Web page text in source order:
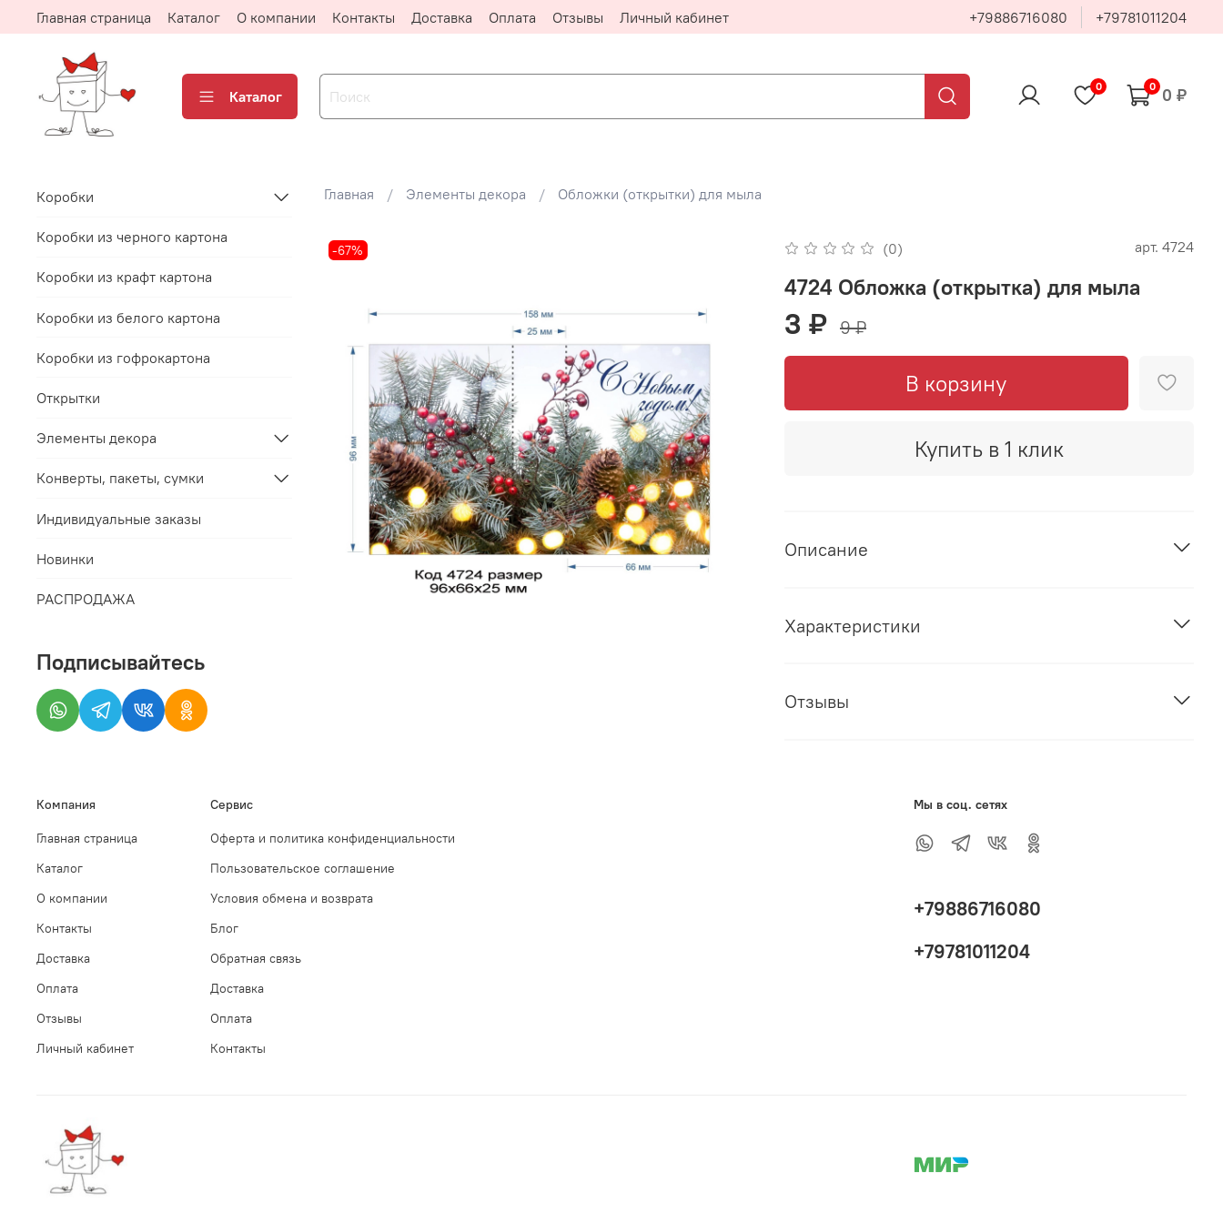
Главная страница Каталог О компании Контакты Доставка Оплата Отзывы Личный кабинет +79886716080 +79781011204
Каталог
0 0 0 ₽
Главная Элементы декора Обложки (открытки) для мыла
-67% (0) арт. 4724
4724 Обложка (открытка) для мыла
3 ₽ 9 ₽
В корзину
Купить в 1 клик
Описание
Характеристики
Отзывы
Коробки
Коробки из черного картона
Коробки из крафт картона
Коробки из белого картона
Коробки из гофрокартона
Открытки
Элементы декора
Конверты, пакеты, сумки
Индивидуальные заказы
Новинки
РАСПРОДАЖА
Подписывайтесь
Компания
Главная страница
Каталог
О компании
Контакты
Доставка
Оплата
Отзывы
Личный кабинет
Сервис
Оферта и политика конфиденциальности
Пользовательское соглашение
Условия обмена и возврата
Блог
Обратная связь
Доставка
Оплата
Контакты
Мы в соц. сетях
+79886716080
+79781011204